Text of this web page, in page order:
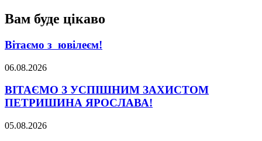
Вам буде цікаво
Вітаємо з ювілеєм!
06.08.2026
ВІТАЄМО З УСПІШНИМ ЗАХИСТОМ
ПЕТРИШИНА ЯРОСЛАВА!
05.08.2026